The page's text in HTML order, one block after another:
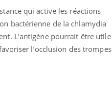
qui active les réactions
bactérienne de la chlamydia
L’antigène pourrait être utile
l’occlusion des trompes
Comment oublier les
écrans en vacances ?